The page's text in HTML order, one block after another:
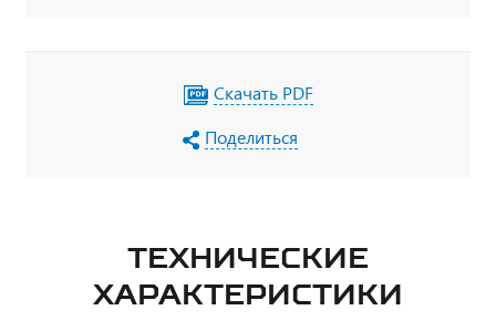
Скачать PDF
Поделиться
ТЕХНИЧЕСКИЕ
ХАРАКТЕРИСТИКИ